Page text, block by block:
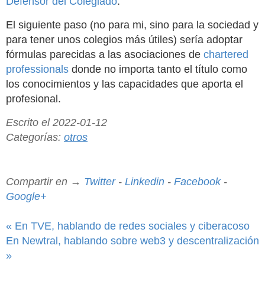
El siguiente paso (no para mi, sino para la sociedad y
para tener unos colegios más útiles) sería adoptar
fórmulas parecidas a las asociaciones de chartered
professionals donde no importa tanto el título como
los conocimientos y las capacidades que aporta el
profesional.
Escrito el 2022-01-12
Categorías: otros
Compartir en → Twitter- Linkedin - Facebook-
Google+
« En TVE, hablando de redes sociales y ciberacoso
En Newtral, hablando sobre web3 y descentralización
»